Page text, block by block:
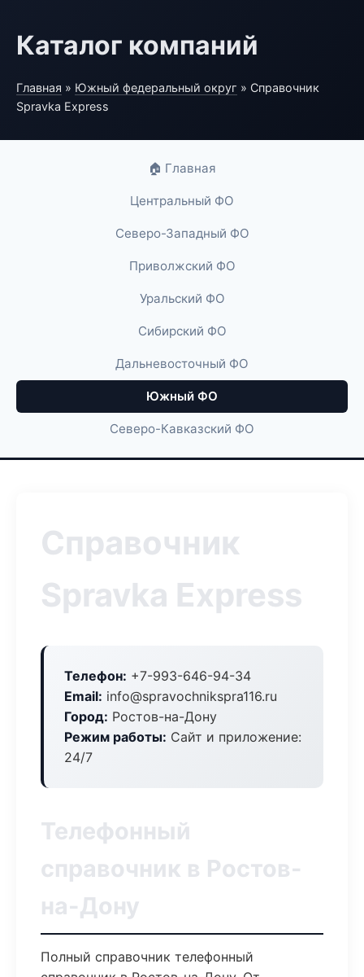
Каталог компаний
Главная » Южный федеральный округ » Справочник
Spravka Express
🏠 Главная
Центральный ФО
Северо-Западный ФО
Приволжский ФО
Уральский ФО
Сибирский ФО
Дальневосточный ФО
Южный ФО
Северо-Кавказский ФО
Справочник
Spravka Express
Телефон: +7-993-646-94-34
Email: info@spravochnikspra116.ru
Город: Ростов-на-Дону
Режим работы: Сайт и приложение:
24/7
Телефонный
справочник в Ростов-
на-Дону
Полный справочник телефонный